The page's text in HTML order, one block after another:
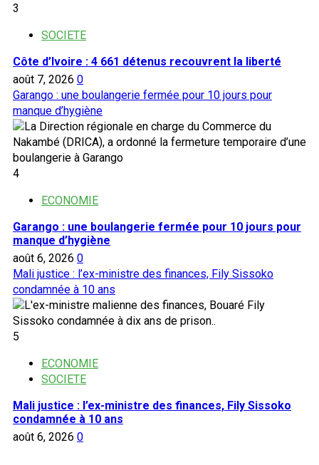
3
SOCIETE
Côte d’Ivoire : 4 661 détenus recouvrent la liberté
août 7, 2026 0
Garango : une boulangerie fermée pour 10 jours pour
manque d’hygiène
4
ECONOMIE
Garango : une boulangerie fermée pour 10 jours pour
manque d’hygiène
août 6, 2026 0
Mali justice : l’ex-ministre des finances, Fily Sissoko
condamnée à 10 ans
5
ECONOMIE
SOCIETE
Mali justice : l’ex-ministre des finances, Fily Sissoko
condamnée à 10 ans
août 6, 2026 0